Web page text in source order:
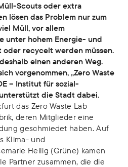
Scouts oder extra
lösen das Problem nur zum
Müll, vor allem
unter hohem Energie- und
oder recycelt werden müssen.
einen anderen Weg.
vorgenommen, „Zero Waste
– Institut für sozial-
die Stadt dabei.
das Zero Waste Lab
deren Mitglieder eine
geschmiedet haben. Auf
Klima- und
Heilig (Grüne) kamen
Partner zusammen, die die